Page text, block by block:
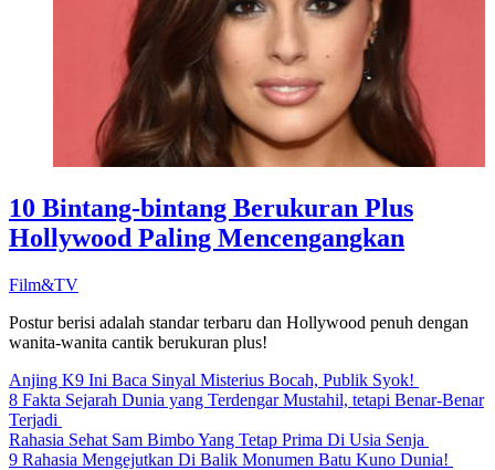
10 Bintang-bintang Berukuran Plus
Hollywood Paling Mencengangkan
Film&TV
Postur berisi adalah standar terbaru dan Hollywood penuh dengan
wanita-wanita cantik berukuran plus!
Anjing K9 Ini Baca Sinyal Misterius Bocah, Publik Syok!
8 Fakta Sejarah Dunia yang Terdengar Mustahil, tetapi Benar-Benar
Terjadi
Rahasia Sehat Sam Bimbo Yang Tetap Prima Di Usia Senja
9 Rahasia Mengejutkan Di Balik Monumen Batu Kuno Dunia!